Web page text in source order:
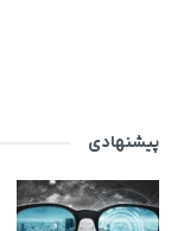
پیشنهادی